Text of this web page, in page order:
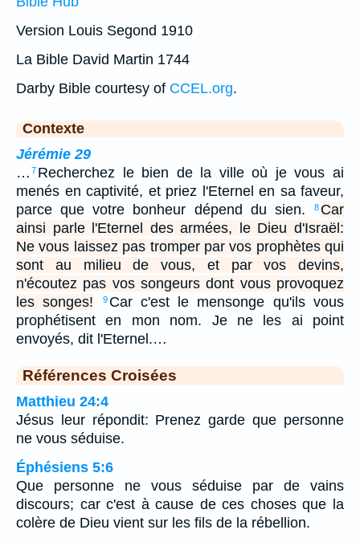
Version Louis Segond 1910
La Bible David Martin 1744
Darby Bible courtesy of CCEL.org.
Contexte
Jérémie 29
… 7 Recherchez le bien de la ville où je vous ai
menés en captivité, et priez l'Eternel en sa faveur,
parce que votre bonheur dépend du sien.
8 Car
ainsi parle l'Eternel des armées, le Dieu d'Israël:
Ne vous laissez pas tromper par vos prophètes qui
sont au milieu de vous, et par vos devins,
n'écoutez pas vos songeurs dont vous provoquez
les songes!
9 Car c'est le mensonge qu'ils vous
prophétisent en mon nom. Je ne les ai point
envoyés, dit l'Eternel.…
Références Croisées
Matthieu 24:4
Jésus leur répondit: Prenez garde que personne
ne vous séduise.
Éphésiens 5:6
Que personne ne vous séduise par de vains
discours; car c'est à cause de ces choses que la
colère de Dieu vient sur les fils de la rébellion.